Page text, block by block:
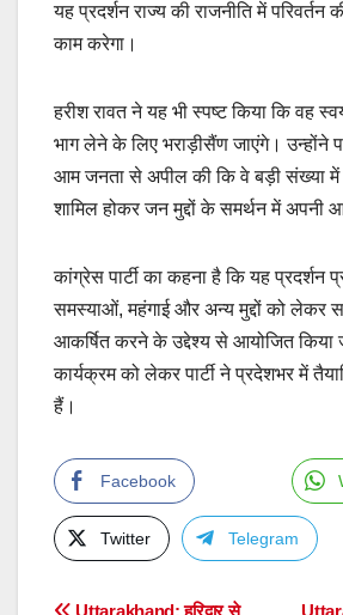
यह प्रदर्शन राज्य की राजनीति में परिवर्तन
काम करेगा।
हरीश रावत ने यह भी स्पष्ट किया कि वह
भाग लेने के लिए भराड़ीसैंण जाएंगे। उन्होंने
आम जनता से अपील की कि वे बड़ी संख्या
शामिल होकर जन मुद्दों के समर्थन में अपनी
कांग्रेस पार्टी का कहना है कि यह प्रदर्शन
समस्याओं, महंगाई और अन्य मुद्दों को लेकर
आकर्षित करने के उद्देश्य से आयोजित किया
कार्यक्रम को लेकर पार्टी ने प्रदेशभर में
हैं।
Facebook
Twitter Telegram
Uttarakhand: हरिद्वार से